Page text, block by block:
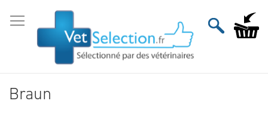
au
contenu
Mon
Braun